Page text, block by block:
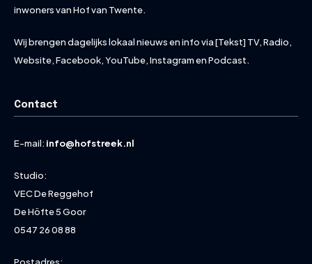
inwoners van Hof van Twente.
Wij brengen dagelijks lokaal nieuws en info via [Tekst] TV, Radio,
Website, Facebook, YouTube, Instagram en Podcast.
Contact
E-mail: info@hofstreek.nl
Studio:
VEC De Reggehof
De Höfte 5 Goor
0547 26 08 88